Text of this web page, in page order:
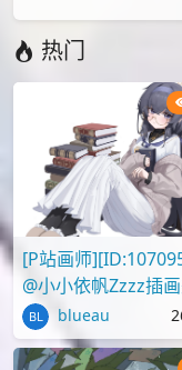
评论
才能
投稿